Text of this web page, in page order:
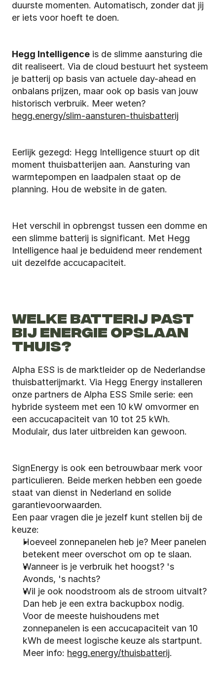
duurste momenten. Automatisch, zonder dat jij
er iets voor hoeft te doen.
Hegg Intelligence is de slimme aansturing die
dit realiseert. Via de cloud bestuurt het systeem
je batterij op basis van actuele day-ahead en
onbalans prijzen, maar ook op basis van jouw
hegg.energy/slim-aansturen-thuisbatterij
Eerlijk gezegd: Hegg Intelligence stuurt op dit
moment thuisbatterijen aan. Aansturing van
warmtepompen en laadpalen staat op de
planning. Hou de website in de gaten.
Het verschil in opbrengst tussen een domme en
een slimme batterij is significant. Met Hegg
Intelligence haal je beduidend meer rendement
uit dezelfde accucapaciteit.
WELKE BATTERIJ PAST
BIJ ENERGIE OPSLAAN
THUIS?
Alpha ESS is de marktleider op de Nederlandse
thuisbatterijmarkt. Via Hegg Energy installeren
onze partners de Alpha ESS Smile serie: een
hybride systeem met een 10 kW omvormer en
een accucapaciteit van 10 tot 25 kWh.
Modulair, dus later uitbreiden kan gewoon.
SignEnergy is ook een betrouwbaar merk voor
particulieren. Beide merken hebben een goede
staat van dienst in Nederland en solide
garantievoorwaarden.
Een paar vragen die je jezelf kunt stellen bij de
keuze:
Hoeveel zonnepanelen heb je? Meer panelen
betekent meer overschot om op te slaan.
Wanneer is je verbruik het hoogst? 's
Avonds, 's nachts?
Wil je ook noodstroom als de stroom uitvalt?
Dan heb je een extra backupbox nodig.
Voor de meeste huishoudens met
zonnepanelen is een accucapaciteit van 10
kWh de meest logische keuze als startpunt.
Meer info: hegg.energy/thuisbatterij.